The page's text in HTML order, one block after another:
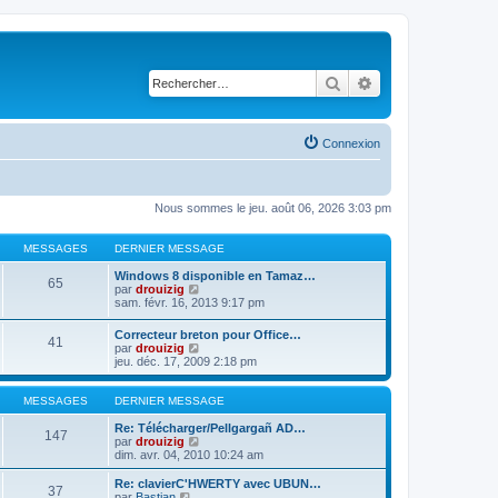
Rechercher
Connexion
Nous sommes le jeu. août 06, 2026 3:03 pm
MESSAGES DERNIER MESSAGE
65
Windows 8 disponible en Tamaz…
par drouizig
o
u
l
t
e
r
l
d
e
r
n
i
sam. févr. 16, 2013 9:17 pm
41
Correcteur breton pour Office…
par drouizig
o
n
s
u
l
t
r
l
e
jeu. déc. 17, 2009 2:18 pm
MESSAGES DERNIER MESSAGE
147
Re: Télécharger/Pellgargañ AD…
par drouizig
o
n
s
dim. avr. 04, 2010 10:24 am
37
Re: clavierC'HWERTY avec UBUN…